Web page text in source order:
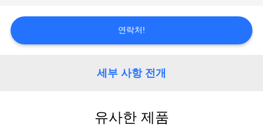
연락처!
세부 사항 전개
유사한 제품